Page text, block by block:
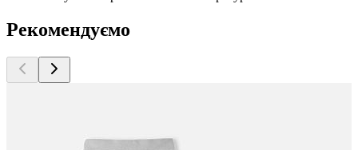
Рекомендуємо